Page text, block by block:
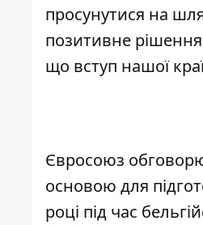
просунутися на
позитивне
що вступ нашої
Євросоюз
основою для
році під час